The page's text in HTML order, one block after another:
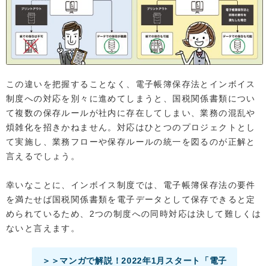
この違いを把握することなく、電子帳簿保存法とインボイス
制度への対応を別々に進めてしまうと、国税関係書類につい
て複数の保存ルールが社内に存在してしまい、業務の混乱や
煩雑化を招きかねません。対応はひとつのプロジェクトとし
て実施し、業務フローや保存ルールの統一を図るのが正解と
言えるでしょう。
幸いなことに、インボイス制度では、電子帳簿保存法の要件
を満たせば国税関係書類を電子データとして保存できると定
められているため、2つの制度への同時対応は決して難しくは
ないと言えます。
＞＞マンガで解説！2022年1月スタート「電子